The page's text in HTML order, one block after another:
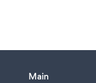
Main